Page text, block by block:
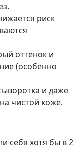
риск
оттенок и
(особенно
и даже
чистой коже.
себя хотя бы в 2